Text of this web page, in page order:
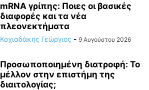
mRNA γρίπης: Ποιες οι βασικές
διαφορές και τα νέα
πλεονεκτήματα
Κοχιαδάκης Γεώργιος - 9 Αυγούστου 2026
Προσωποποιημένη διατροφή: Το
μέλλον στην επιστήμη της
διαιτολογίας;